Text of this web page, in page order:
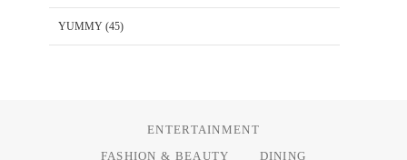
YUMMY (45)
ENTERTAINMENT
FASHION & BEAUTY
DINING